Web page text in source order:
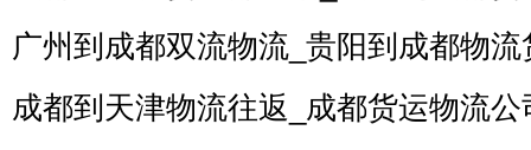
广州到成都双流物流_贵阳到成都物流
成都到天津物流往返_成都货运物流